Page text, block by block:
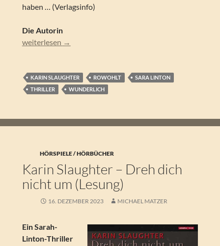
haben … (Verlagsinfo)
Die Autorin
Karin Slaughter – Schattenblume. Ein Sara-Linton-Thriller
weiterlesen →
KARIN SLAUGHTER ROWOHLT
SARA LINTON
THRILLER
WUNDERLICH
HÖRSPIELE / HÖRBÜCHER
Karin Slaughter – Dreh dich
nicht um (Lesung)
16. DEZEMBER 2023 MICHAEL MATZER
Ein Sarah-
Linton-Thriller